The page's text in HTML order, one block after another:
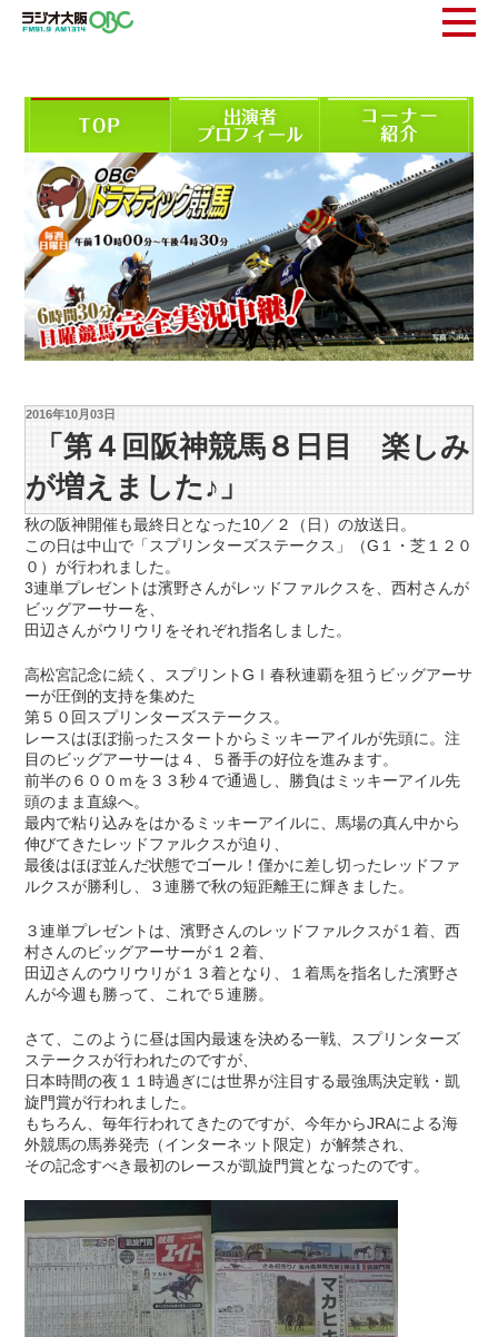
2016年10月03日
「第４回阪神競馬８日目 楽しみ
が増えました♪」
秋の阪神開催も最終日となった10／２（日）の放送日。
この日は中山で「スプリンターズステークス」（G１・芝１２０
０）が行われました。
3連単プレゼントは濱野さんがレッドファルクスを、西村さんが
ビッグアーサーを、
田辺さんがウリウリをそれぞれ指名しました。
高松宮記念に続く、スプリントGⅠ春秋連覇を狙うビッグアーサ
ーが圧倒的支持を集めた
第５０回スプリンターズステークス。
レースはほぼ揃ったスタートからミッキーアイルが先頭に。注
目のビッグアーサーは４、５番手の好位を進みます。
前半の６００ｍを３３秒４で通過し、勝負はミッキーアイル先
頭のまま直線へ。
最内で粘り込みをはかるミッキーアイルに、馬場の真ん中から
伸びてきたレッドファルクスが迫り、
最後はほぼ並んだ状態でゴール！僅かに差し切ったレッドファ
ルクスが勝利し、３連勝で秋の短距離王に輝きました。
３連単プレゼントは、濱野さんのレッドファルクスが１着、西
村さんのビッグアーサーが１２着、
田辺さんのウリウリが１３着となり、１着馬を指名した濱野さ
んが今週も勝って、これで５連勝。
さて、このように昼は国内最速を決める一戦、スプリンターズ
ステークスが行われたのですが、
日本時間の夜１１時過ぎには世界が注目する最強馬決定戦・凱
旋門賞が行われました。
もちろん、毎年行われてきたのですが、今年からJRAによる海
外競馬の馬券発売（インターネット限定）が解禁され、
その記念すべき最初のレースが凱旋門賞となったのです。